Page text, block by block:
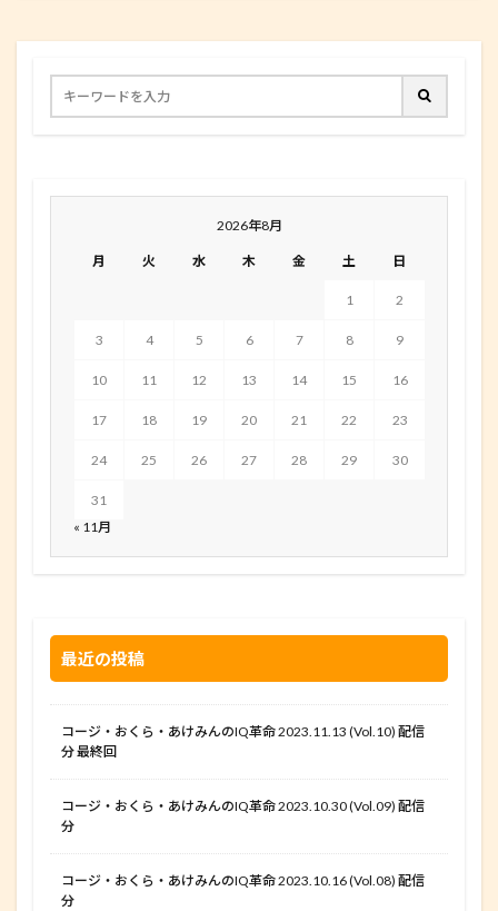
2026年8月
月 火 水 木 金 土 日
1 2
3 4 5 6 7 8 9
10 11 12 13 14 15 16
17 18 19 20 21 22 23
24 25 26 27 28 29 30
31
« 11月
最近の投稿
コージ・おくら・あけみんのIQ革命 2023.11.13 (Vol.10) 配信
分 最終回
コージ・おくら・あけみんのIQ革命 2023.10.30 (Vol.09) 配信
分
コージ・おくら・あけみんのIQ革命 2023.10.16 (Vol.08) 配信
分